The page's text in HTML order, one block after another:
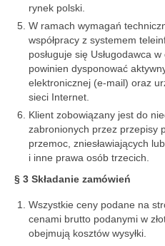
rynek polski.
W ramach wymagań
współpracy z systemem
posługuje się Usługodawca
powinien dysponować
elektronicznej (e-mail) oraz
sieci Internet.
Klient zobowiązany jest do
zabronionych przez przepisy
przemoc, zniesławiających
i inne prawa osób trzecich.
§ 3 Składanie zamówień
Wszystkie ceny podane na
cenami brutto podanymi w
obejmują kosztów wysyłki.